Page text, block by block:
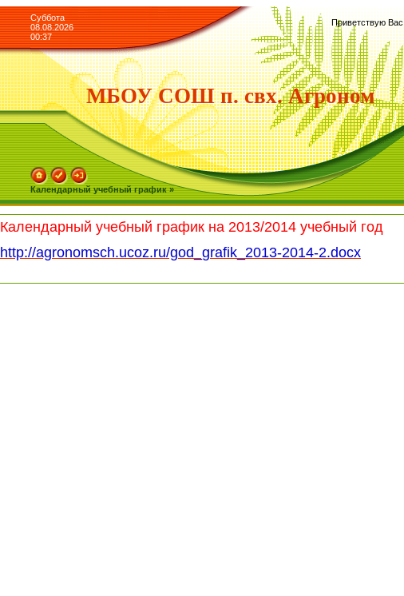
Суббота
08.08.2026
00:37
Приветствую Вас
МБОУ СОШ п. свх. Агроном
Календарный учебный график »
Календарный учебный график на 2013/2014 учебный год
http://agronomsch.ucoz.ru/god_grafik_2013-2014-2.docx